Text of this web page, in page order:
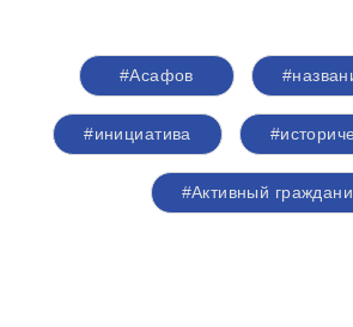
#Асафов
#инициатива
#Активный